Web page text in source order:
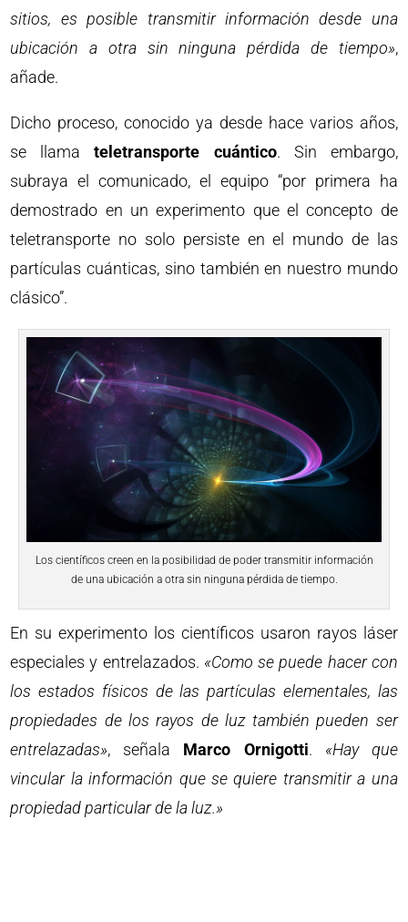
sitios, es posible transmitir información desde una
ubicación a otra sin ninguna pérdida de tiempo»,
añade.
Dicho proceso, conocido ya desde hace varios años,
se llamateletransporte cuántico. Sin embargo,
subraya el comunicado, el equipo “por primera ha
demostrado en un experimento que el concepto de
teletransporte no solo persiste en el mundo de las
partículas cuánticas, sino también en nuestro mundo
clásico”.
Los científicos creen en la posibilidad de poder transmitir información
de una ubicación a otra sin ninguna pérdida de tiempo.
En su experimento los científicos usaron rayos láser
especiales y entrelazados. «Como se puede hacer con
los estados físicos de las partículas elementales, las
propiedades de los rayos de luz también pueden ser
entrelazadas», señala Marco Ornigotti. «Hay que
vincular la información que se quiere transmitir a una
propiedad particular de la luz.»